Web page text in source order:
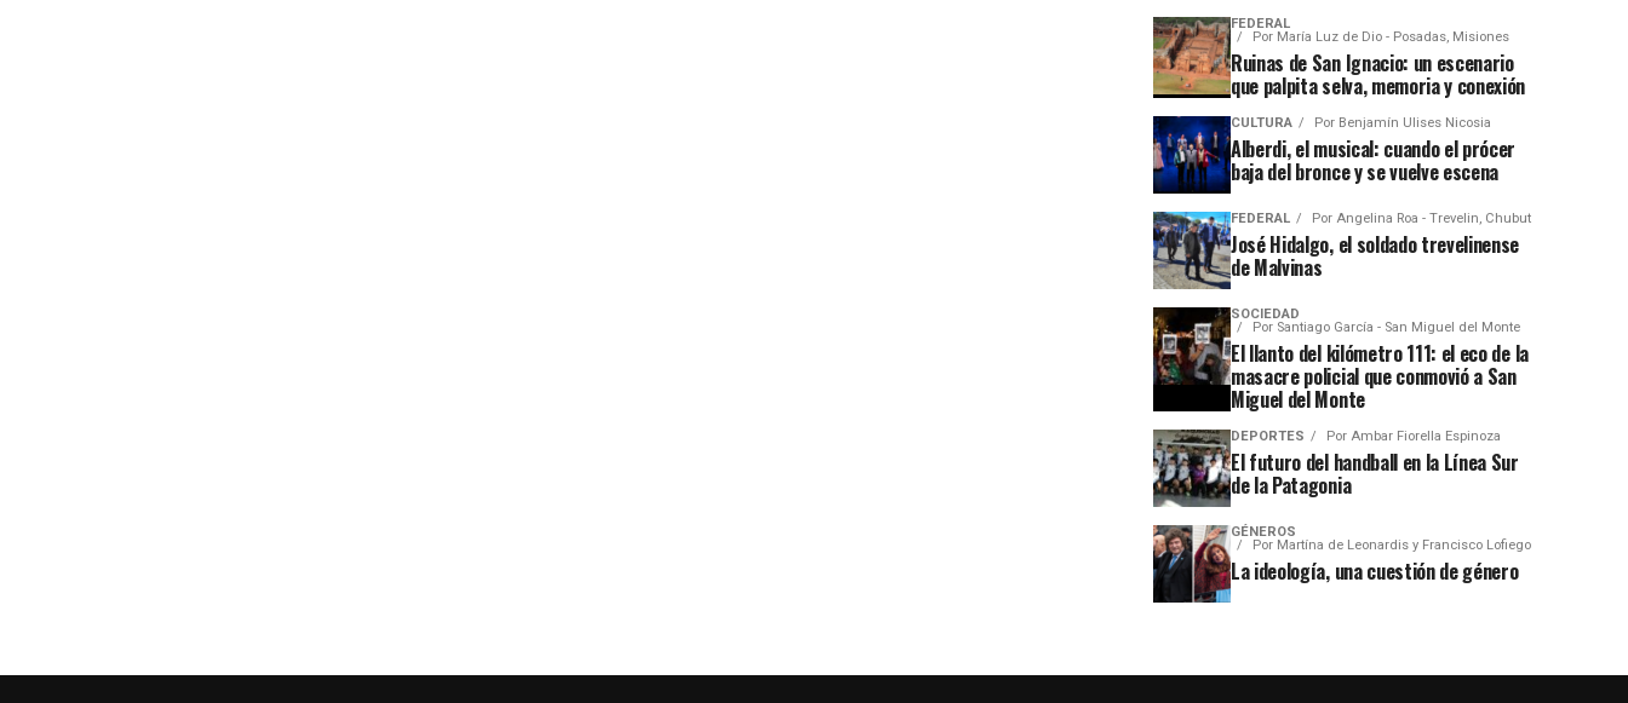
FEDERAL
Por María Luz de Dio - Posadas, Misiones
Ruinas de San Ignacio: un escenario
que palpita selva, memoria y conexión
CULTURA Por Benjamín Ulises Nicosia
Alberdi, el musical: cuando el prócer
baja del bronce y se vuelve escena
FEDERAL Por Angelina Roa - Trevelin, Chubut
José Hidalgo, el soldado trevelinense
de Malvinas
SOCIEDAD
Por Santiago García - San Miguel del Monte
El llanto del kilómetro 111: el eco de la
masacre policial que conmovió a San
Miguel del Monte
DEPORTES Por Ambar Fiorella Espinoza
El futuro del handball en la Línea Sur
de la Patagonia
GÉNEROS
Por Martína de Leonardis y Francisco Lofiego
La ideología, una cuestión de género